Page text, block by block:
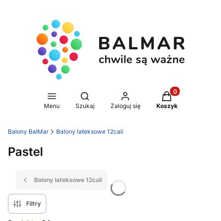
Menu
Otwórz wyszukiwarkę
Szukaj Zaloguj się
Produkty w
Koszyk
Balony BalMar Balony lateksowe 12cali
Pastel
Balony lateksowe 12cali
Filtry